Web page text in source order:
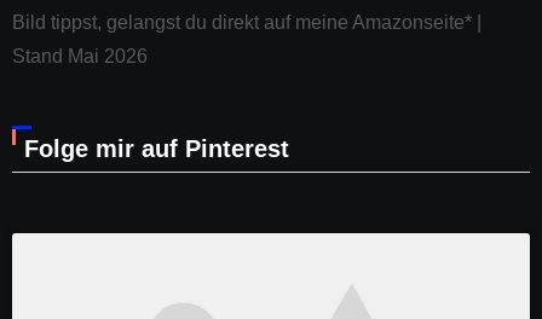
Bild tippst, gelangst du direkt auf meine Amazonseite* |
Stand Mai 2026
Folge mir auf Pinterest